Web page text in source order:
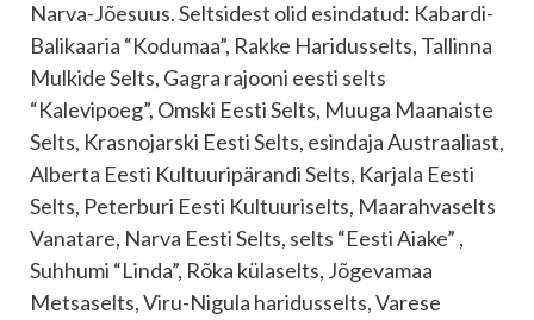
Narva-Jõesuus. Seltsidest olid esindatud: Kabardi-
Balikaaria “Kodumaa”, Rakke Haridusselts, Tallinna
Mulkide Selts, Gagra rajooni eesti selts
“Kalevipoeg”, Omski Eesti Selts, Muuga Maanaiste
Selts, Krasnojarski Eesti Selts, esindaja Austraaliast,
Alberta Eesti Kultuuripärandi Selts, Karjala Eesti
Selts, Peterburi Eesti Kultuuriselts, Maarahvaselts
Vanatare, Narva Eesti Selts, selts “Eesti Aiake” ,
Suhhumi “Linda”, Rõka külaselts, Jõgevamaa
Metsaselts, Viru-Nigula haridusselts, Varese